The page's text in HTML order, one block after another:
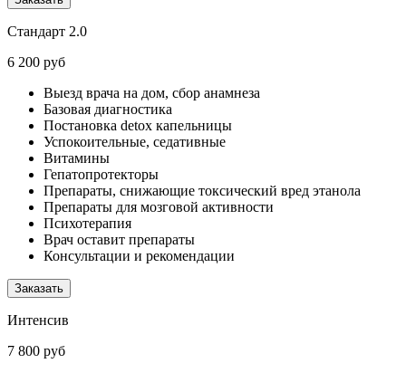
Стандарт 2.0
6 200 руб
Выезд врача на дом, сбор анамнеза
Базовая диагностика
Постановка detox капельницы
Успокоительные, седативные
Витамины
Гепатопротекторы
Препараты, снижающие токсический вред этанола
Препараты для мозговой активности
Психотерапия
Врач оставит препараты
Консультации и рекомендации
Заказать
Интенсив
7 800 руб